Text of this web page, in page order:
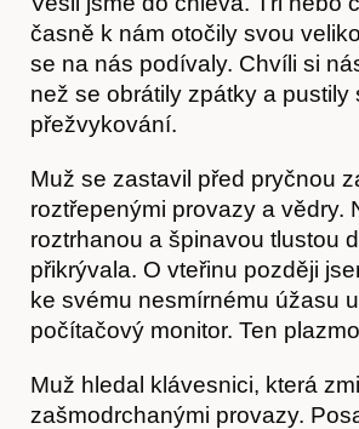
O nás
časně k nám otočily svou
se na nás podívaly. Chvíli si
než se obrátily zpátky a pustily
přežvykování.
Muž se zastavil před pryčnou
roztřepenými provazy a vědry.
roztrhanou a špinavou tlustou
přikrývala. O vteřinu později
ke svému nesmírnému úžasu
počítačový monitor. Ten
Muž hledal klávesnici, která
zašmodrchanými provazy.